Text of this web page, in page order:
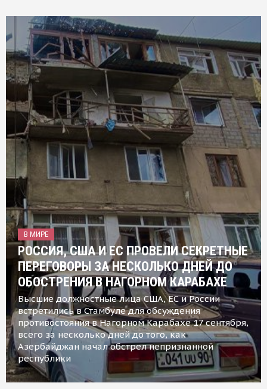
В МИРЕ
РОССИЯ, США И ЕС ПРОВЕЛИ СЕКРЕТНЫЕ
ПЕРЕГОВОРЫ ЗА НЕСКОЛЬКО ДНЕЙ ДО
ОБОСТРЕНИЯ В НАГОРНОМ КАРАБАХЕ
Высшие должностные лица США, ЕС и России
встретились в Стамбуле для обсуждения
противостояния в Нагорном Карабахе 17 сентября,
всего за несколько дней до того, как
Азербайджан начал обстрел непризнанной
республики